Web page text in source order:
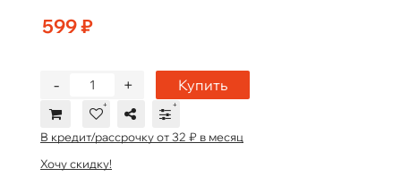
599 ₽
+
- Купить
В кредит/рассрочку от 32 ₽ в месяц
Хочу скидку!